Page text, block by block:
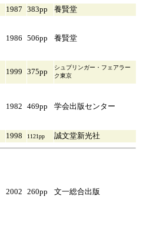
1987 383pp 養賢堂
1986 506pp 養賢堂
1999 375pp
シュプリンガー・フェアラー
ク東京
1982 469pp 学会出版センター
1998 1121pp 誠文堂新光社
2002 260pp 文一総合出版